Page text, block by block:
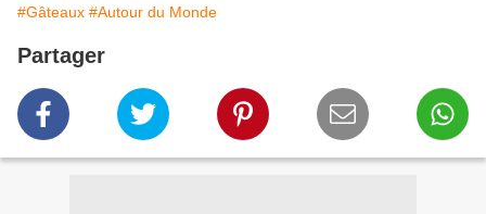
#Gâteaux #Autour du Monde
Partager